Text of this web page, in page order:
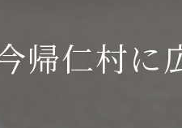
帰仁村に